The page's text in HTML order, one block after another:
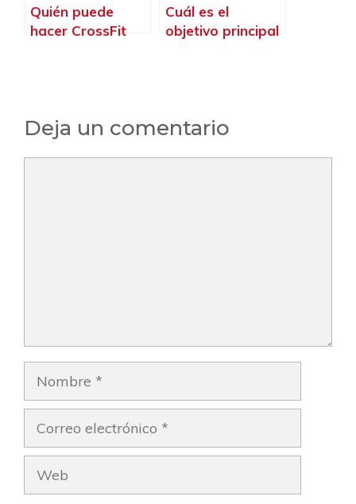
Quién puede
hacer CrossFit
Cuál es el
objetivo principal
Deja un comentario
Nombre
Correo
electrónico
Web